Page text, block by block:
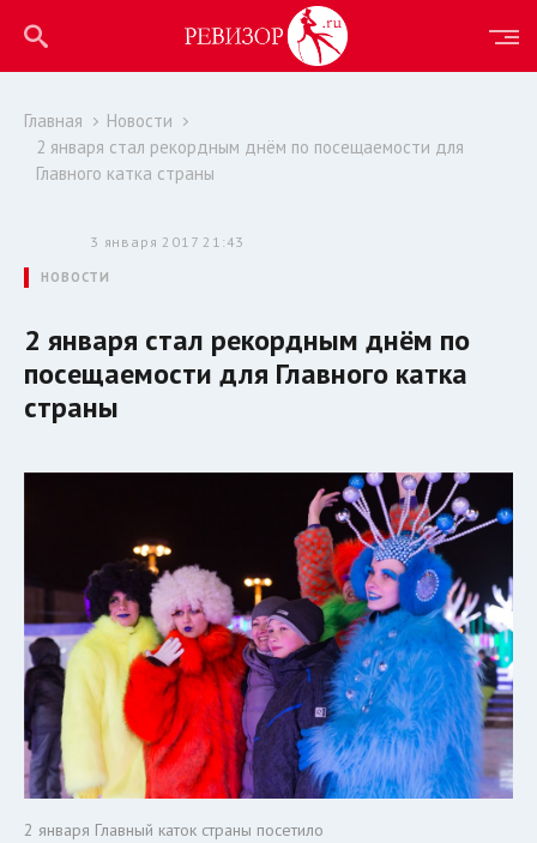
Главная
Новости
2 января стал рекордным днём по посещаемости для
Главного катка страны
3 января 2017 21:43
НОВОСТИ
2 января стал рекордным днём по
посещаемости для Главного катка
страны
2 января Главный каток страны посетило